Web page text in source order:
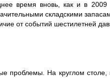
время вновь, как и в
складскими
от событий шестилетней
проблемы. На круглом